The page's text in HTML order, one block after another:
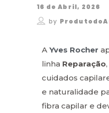
16 de Abril, 2026
by
A Yves Rocher
linha Reparação
cuidados
e naturalidade
fibra capilar e